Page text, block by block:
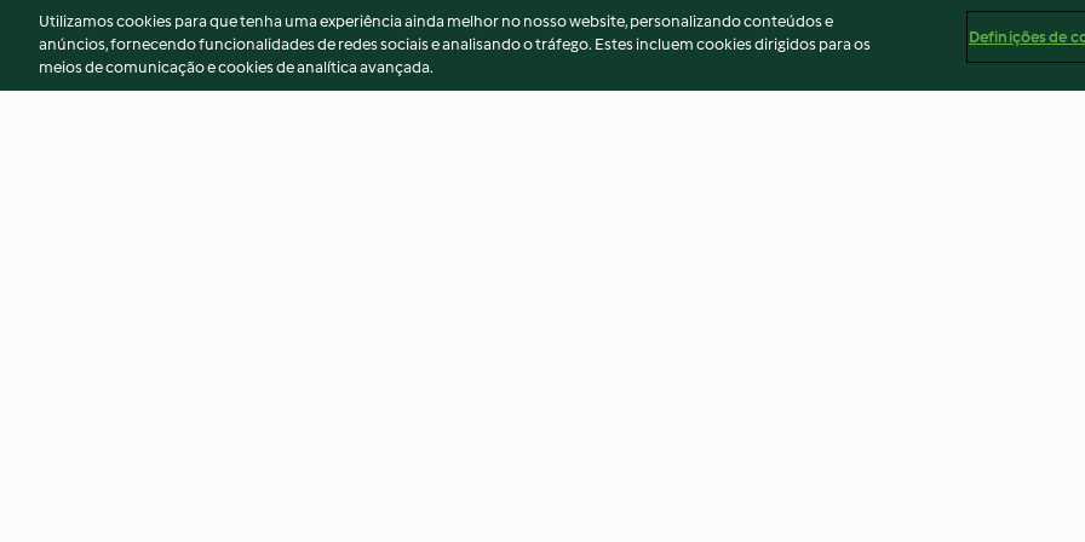
Utilizamos cookies para que tenha uma experiência ainda melhor no nosso website, personalizando conteúdos e
anúncios, fornecendo funcionalidades de redes sociais e analisando o tráfego. Estes incluem cookies dirigidos para os
meios de comunicação e cookies de analítica avançada.
Definições de